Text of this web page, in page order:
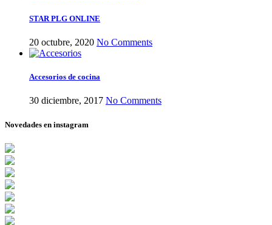
STAR PLG ONLINE
20 octubre, 2020 No Comments
Accesorios de cocina
30 diciembre, 2017 No Comments
Novedades en instagram